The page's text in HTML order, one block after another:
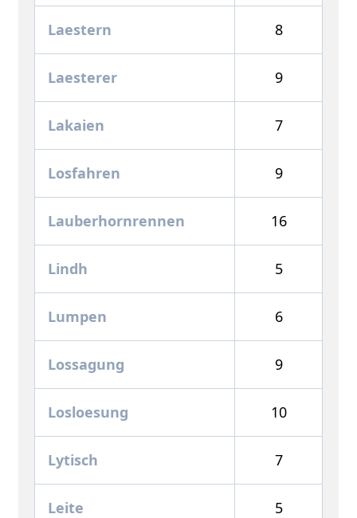
Laestern 8
Laesterer 9
Lakaien 7
Losfahren 9
Lauberhornrennen 16
Lindh 5
Lumpen 6
Lossagung 9
Losloesung 10
Lytisch 7
Leite 5